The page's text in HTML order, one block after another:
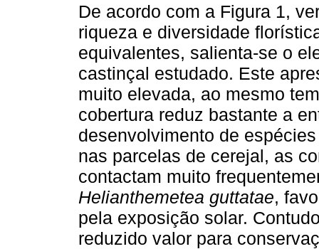
De acordo com a Figura 1,
riqueza e diversidade
equivalentes, salienta-se o
castinçal estudado. Este
muito elevada, ao mesmo
cobertura reduz bastante a
desenvolvimento de
nas parcelas de cerejal, as
contactam muito
Helianthemetea guttatae,
pela exposição solar.
reduzido valor para